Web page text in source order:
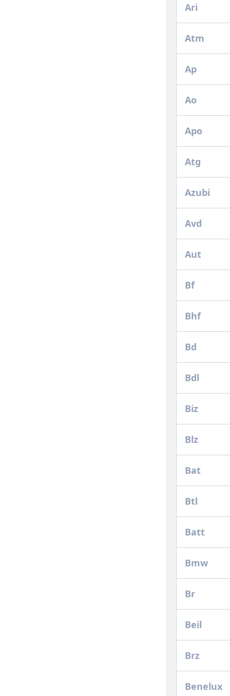
Ari
Atm
Ap
Ao
Apo
Atg
Azubi
Avd
Aut
Bf
Bhf
Bd
Bdl
Biz
Blz
Bat
Btl
Batt
Bmw
Br
Beil
Brz
Benelux